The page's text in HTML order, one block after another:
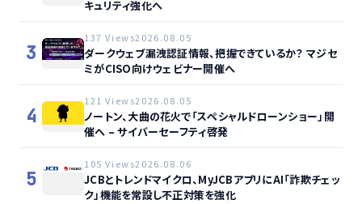
キュリティ強化へ
3
137 Views2026.08.05
ダークウェブ漏洩認証情報、把握できているか？ マジセ
ミがCISO向けウェビナー開催へ
4
121 Views2026.08.05
ノートン、大曲の花火で「スペシャルドローンショー」開
催へ – サイバーセーフティ啓発
5
105 Views2026.08.06
JCBとトレンドマイクロ、MyJCBアプリにAI「詐欺チェッ
ク」機能を常設し不正対策を強化